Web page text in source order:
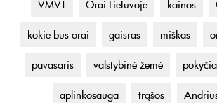
VMVT Orai Lietuvoje kainos
kokie bus orai gaisras miškas
pavasaris valstybinė žemė
aplinkosauga trąšos